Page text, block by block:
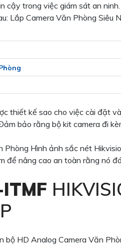
cậy trong việc giám sát an ninh.
Lắp Camera Văn Phòng Siêu
thiết kế sao cho việc cài đặt
bảo rằng bộ kit camera đi
Hình ảnh sắc nét
nâng cao an toàn rằng nó
HD Analog Camera Văn